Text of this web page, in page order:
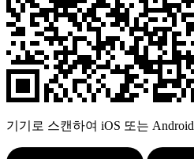
기기로 스캔하여 iOS 또는